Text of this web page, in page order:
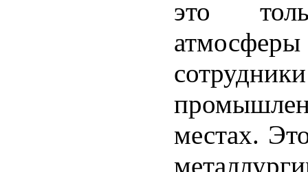
это
местах.